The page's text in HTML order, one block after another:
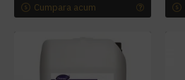
Cumpara acum